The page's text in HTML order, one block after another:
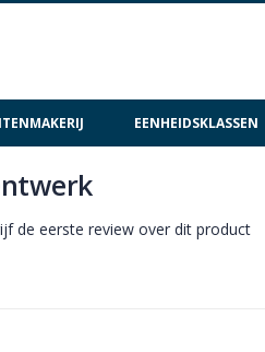
EENHEIDSKLASSEN
de eerste review over dit product